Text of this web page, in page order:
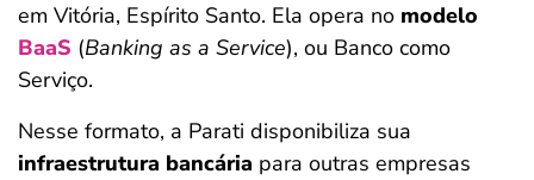
em Vitória, Espírito Santo. Ela opera no modelo
BaaS (Banking as a Service), ou Banco como
Serviço.
Nesse formato, a Parati disponibiliza sua
infraestrutura bancária para outras empresas